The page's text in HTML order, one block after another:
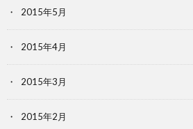
2015年5月
2015年4月
2015年3月
2015年2月